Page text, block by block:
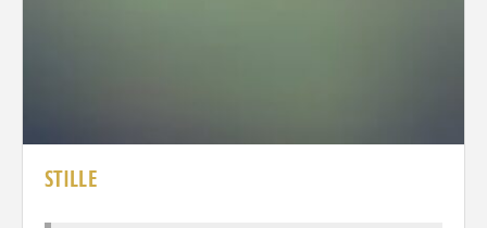
STILLE